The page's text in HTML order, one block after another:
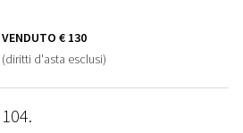
VENDUTO € 130
(diritti d'asta esclusi)
104